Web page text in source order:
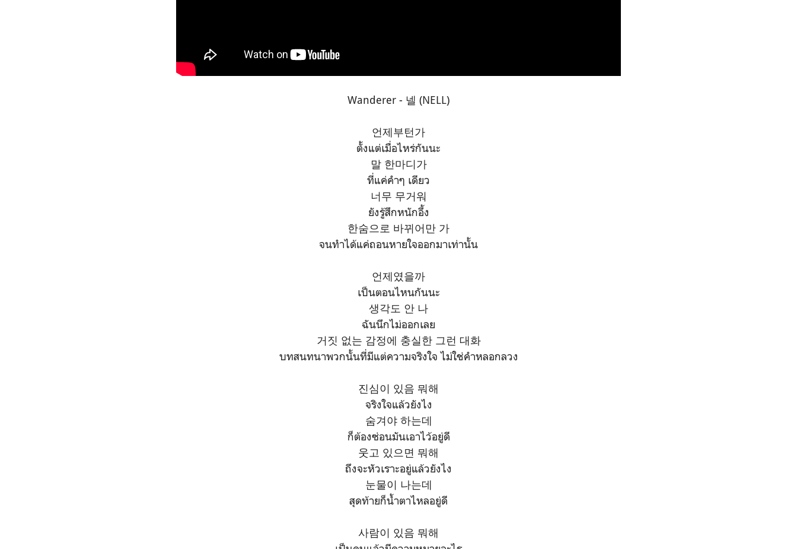
Wanderer - 넬 (NELL)
언제부턴가
ตั้งแต่เมื่อไหร่กันนะ
말 한마디가
ที่แค่คำๆ เดียว
너무 무거워
ยังรู้สึกหนักอึ้ง
한숨으로 바뀌어만 가
จนทำได้แค่ถอนหายใจออกมาเท่านั้น
언제였을까
เป็นตอนไหนกันนะ
생각도 안 나
ฉันนึกไม่ออกเลย
거짓 없는 감정에 충실한 그런 대화
บทสนทนาพวกนั้นที่มีแต่ความจริงใจ ไม่ใช่คำหลอกลวง
진심이 있음 뭐해
จริงใจแล้วยังไง
숨겨야 하는데
ก็ต้องซ่อนมันเอาไว้อยู่ดี
웃고 있으면 뭐해
ถึงจะหัวเราะอยู่แล้วยังไง
눈물이 나는데
สุดท้ายก็น้ำตาไหลอยู่ดี
사람이 있음 뭐해